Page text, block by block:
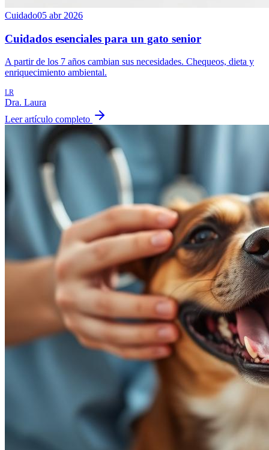
Cuidado05 abr 2026
Cuidados esenciales para un gato senior
A partir de los 7 años cambian sus necesidades. Chequeos, dieta y
enriquecimiento ambiental.
LR
Dra. Laura
Leer artículo completo